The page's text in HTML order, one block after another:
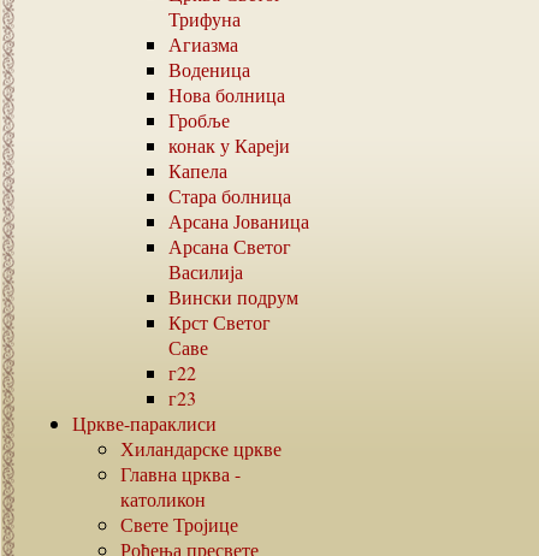
Трифуна
Агиазма
Воденица
Нова болница
Гробље
конак у Кареји
Капела
Стара болница
Арсана Јованица
Арсана Светог
Василија
Вински подрум
Крст Светог
Саве
г22
г23
Цркве-параклиси
Хиландарске цркве
Главна црква -
католикон
Свете Тројице
Рођења пресвете